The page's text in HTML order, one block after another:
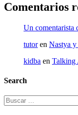
Comentarios
Un comentarista
tutoren Nastya y
kidba en Talking
Search
Buscar: